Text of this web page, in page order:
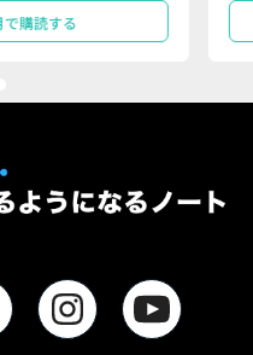
購読する